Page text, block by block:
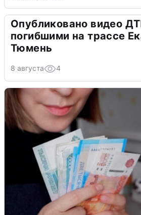
Опубликовано видео
погибшими на трассе
Тюмень
8 августа 4